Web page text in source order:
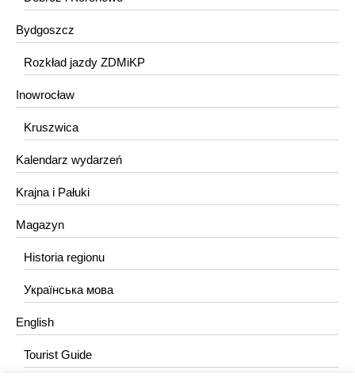
Bydgoszcz
Rozkład jazdy ZDMiKP
Inowrocław
Kruszwica
Kalendarz wydarzeń
Krajna i Pałuki
Magazyn
Historia regionu
Українська мова
English
Tourist Guide